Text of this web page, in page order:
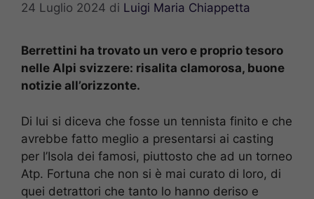
24 Luglio 2024 di Luigi Maria Chiappetta
Berrettini ha trovato un vero e proprio tesoro
nelle Alpi svizzere: risalita clamorosa, buone
notizie all’orizzonte.
Di lui si diceva che fosse un tennista finito e che
avrebbe fatto meglio a presentarsi ai casting
per l’Isola dei famosi, piuttosto che ad un torneo
Atp. Fortuna che non si è mai curato di loro, di
quei detrattori che tanto lo hanno deriso e